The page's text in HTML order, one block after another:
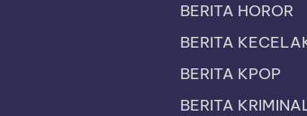
BERITA HOROR
BERITA
BERITA KPOP
BERITA